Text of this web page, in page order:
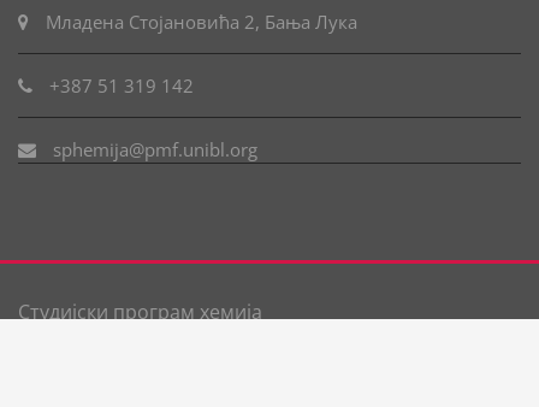
Младена Стојановића 2, Бања Лука
+387 51 319 142
sphemija@pmf.unibl.org
Студијски програм хемија